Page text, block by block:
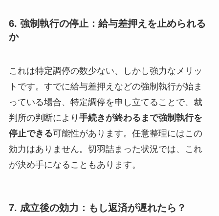
6. 強制執行の停止：給与差押えを止められる
か
これは特定調停の数少ない、しかし強力なメリッ
トです。すでに給与差押えなどの強制執行が始ま
っている場合、特定調停を申し立てることで、裁
判所の判断により 手続きが終わるまで強制執行を
停止できる可能性があります。任意整理にはこの
効力はありません。切羽詰まった状況では、これ
が決め手になることもあります。
7. 成立後の効力：もし返済が遅れたら？